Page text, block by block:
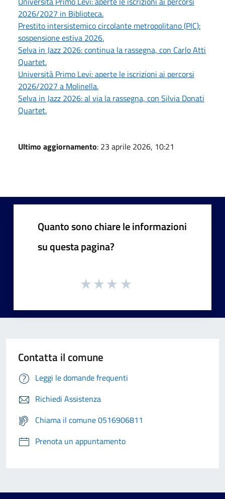
2026/2027 in Biblioteca.
Prestito intersistemico circolante metropolitano (PIC):
sospensione estiva 2026.
Selva in Jazz 2026: continua la rassegna, con Carlo Atti
Quartet.
Università Primo Levi: aperte le iscrizioni ai percorsi
2026/2027 a Molinella.
Selva in Jazz 2026: al via la rassegna, con Silvia Donati
Quartet.
Ultimo aggiornamento: 23 aprile 2026, 10:21
Quanto sono chiare le informazioni
su questa pagina?
Contatta il comune
Leggi le domande frequenti
Richiedi Assistenza
Chiama il comune 0516906811
Prenota un appuntamento